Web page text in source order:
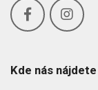
Kde nás nájdete